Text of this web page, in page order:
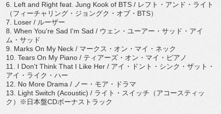
6. Left and Right feat. Jung Kook of BTS / レフト・アンド・ライト
（フィーチャリング・ジョングク・ オブ・ BTS）
7. Loser / ルーザー
8. When You're Sad I'm Sad / ウェン・ユーアー・サッド・アイ
ム・サッド
9. Marks On My Neck / マークス・オン・マイ・ネック
10. Tears On My Piano / ティアーズ・オン・マイ・ピアノ
11. I Don't Think That I Like Her / アイ・ドント・シンク・ザット・
アイ・ライク・ハー
12. No More Drama / ノー・モア・ドラマ
13. Light Switch (Acoustic) / ライト・スイッチ（アコースティッ
ク）※日本盤CDボーナス トラック